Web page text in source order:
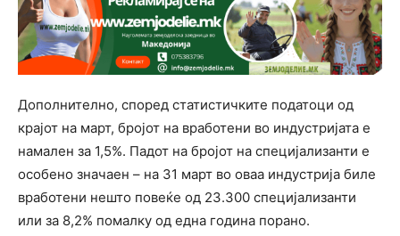
Дополнително, според статистичките податоци од
крајот на март, бројот на вработени во индустријата е
намален за 1,5%. Падот на бројот на специјализанти е
особено значаен – на 31 март во оваа индустрија биле
вработени нешто повеќе од 23.300 специјализанти
или за 8,2% помалку од една година порано.